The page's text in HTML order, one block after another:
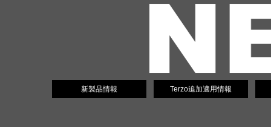
新製品情報 Terzo追加適用情報